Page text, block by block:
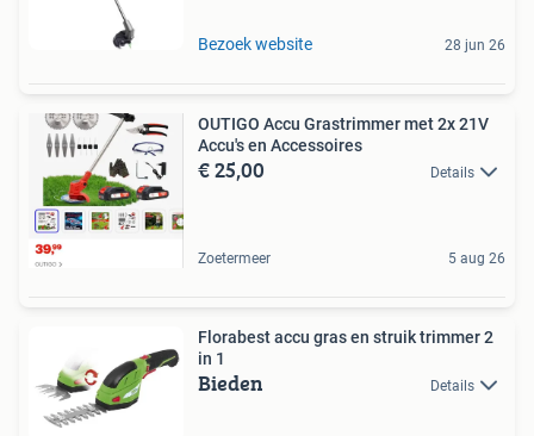
Bezoek website 28 jun 26
OUTIGO Accu Grastrimmer met 2x 21V
Accu's en Accessoires
€ 25,00 Details
Zoetermeer 5 aug 26
Florabest accu gras en struik trimmer 2
in 1
Bieden Details